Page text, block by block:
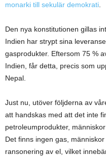
monarki till sekulär demokrati
Den nya konstitutionen gillas
Indien har strypt sina
gasprodukter. Eftersom 75 %
Indien, får detta, precis som
Nepal.
Just nu, utöver följderna av
att handskas med att det inte
petroleumprodukter,
Det finns ingen gas,
ransonering av el, vilket